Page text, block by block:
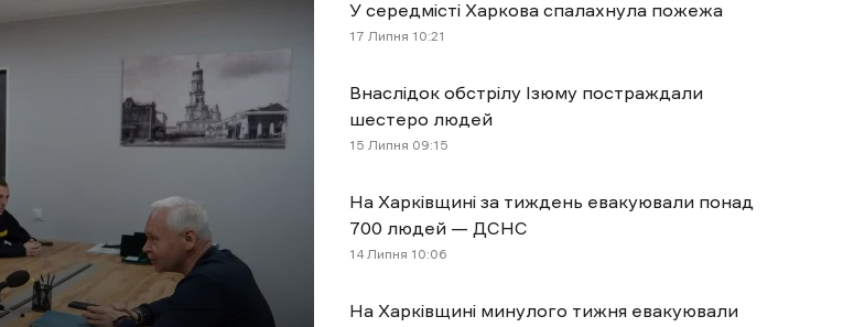
У середмісті Харкова спалахнула пожежа
17 Липня 10:21
Внаслідок обстрілу Ізюму постраждали
шестеро людей
15 Липня 09:15
На Харківщині за тиждень евакуювали понад
700 людей — ДСНС
14 Липня 10:06
На Харківщині минулого тижня евакуювали